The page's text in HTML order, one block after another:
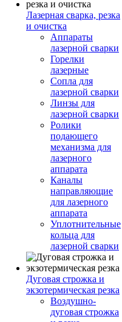
Лазерная сварка, резка
и очистка
Аппараты
лазерной сварки
Горелки
лазерные
Сопла для
лазерной сварки
Линзы для
лазерной сварки
Ролики
подающего
механизма для
лазерного
аппарата
Каналы
направляющие
для лазерного
аппарата
Уплотнительные
кольца для
лазерной сварки
Дуговая строжка и
экзотермическая резка
Воздушно-
дуговая строжка